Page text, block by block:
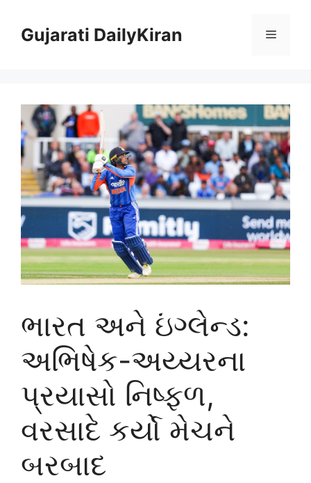
contentGujarati DailyKiran Menu
ભારત અને ઇંગ્લેન્ડ:
અભિષેક-અય્યરના
પ્રયાસો નિષ્ફળ,
વરસાદે કર્યો મેચને
બરબાદ